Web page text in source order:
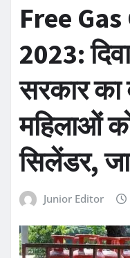
Free
2023:
सरकार का
महिलाओं
सिलेंडर,
Junior Editor